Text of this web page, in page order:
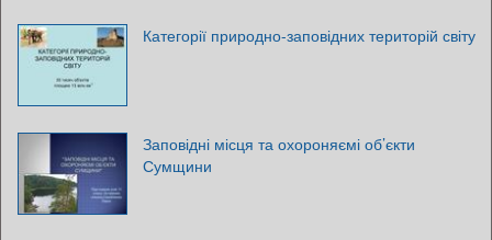
Категорії природно-заповідних територій світу
Заповідні місця та охороняємі об’єкти
Сумщини